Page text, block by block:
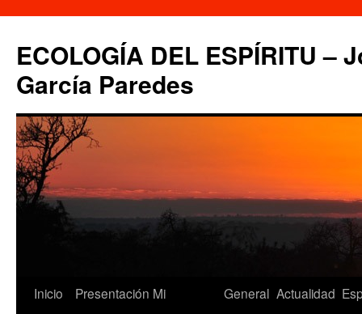
contenido
ECOLOGÍA DEL ESPÍRITU –
García Paredes
Inicio Presentación Mi
General Actualidad